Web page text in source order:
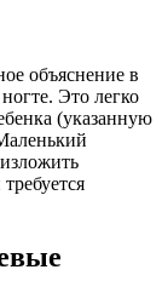
объяснение в
Это легко
(указанную